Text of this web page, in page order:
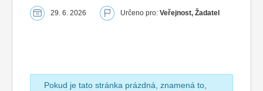
29. 6. 2026 Určeno pro: Veřejnost, Žadatel
Pokud je tato stránka prázdná, znamená to,